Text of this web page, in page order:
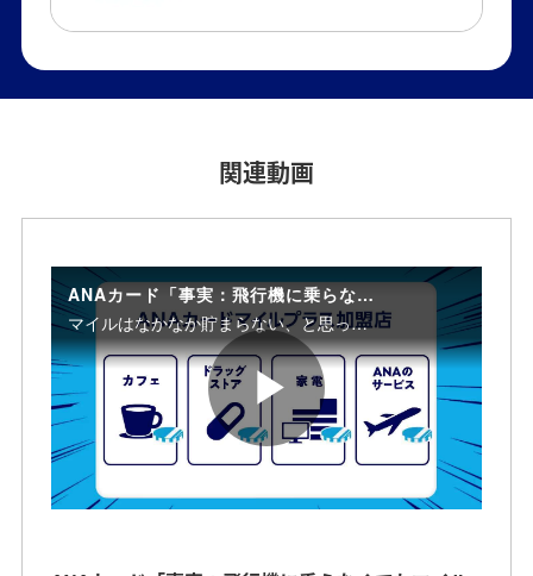
関連動画
ANAカード「事実：飛行機に乗らなくてもマイルが貯まる。」
マイルはなかなか貯まらない、と思っていませんか？ ANAカードなら、いつものお買い物でクレジットカードのポイントもマイルも同時に貯まります！つまり、持っておくと、もっとおトク。気づけば、次の旅行はもう手の届くところに！
P
l